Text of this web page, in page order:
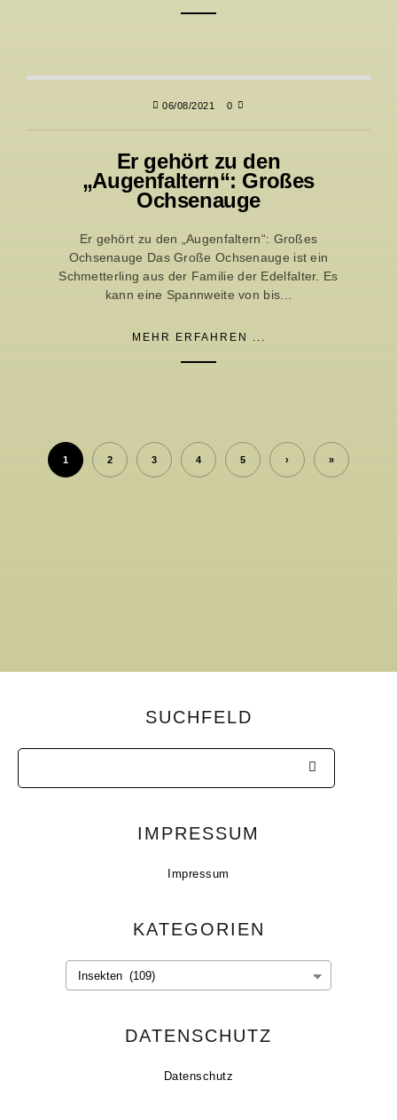
06/08/2021 0
Er gehört zu den
„Augenfaltern“: Großes
Ochsenauge
Er gehört zu den „Augenfaltern“: Großes
Ochsenauge Das Große Ochsenauge ist ein
Schmetterling aus der Familie der Edelfalter. Es
kann eine Spannweite von bis...
MEHR ERFAHREN ...
1 2 3 4 5 › »
SUCHFELD
IMPRESSUM
Impressum
KATEGORIEN
Kategorien
DATENSCHUTZ
Datenschutz